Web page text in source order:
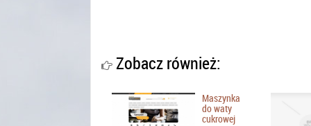
Zobacz również:
Maszynka
do waty
cukrowej